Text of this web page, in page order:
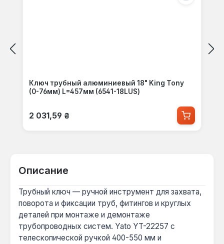
Ключ трубный алюминиевый 18" King Tony
(0-76мм) L=457мм (6541-18LUS)
Обычная цена:
2 031,59 ₴
Описание
Трубный ключ — ручной инструмент для захвата,
поворота и фиксации труб, фитингов и круглых
деталей при монтаже и демонтаже
трубопроводных систем. Yato YT-22257 с
телескопической ручкой 400-550 мм и